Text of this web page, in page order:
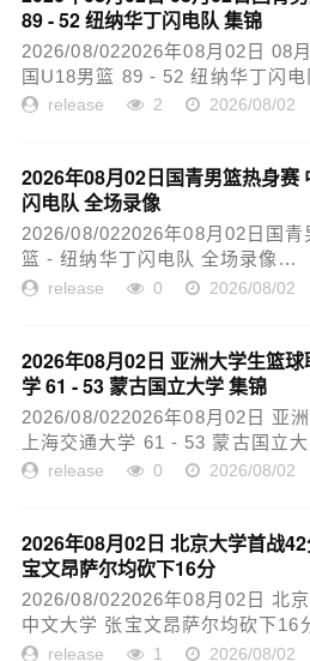
89 - 52 纽纳华丁闪电队 集锦
2026/08/022026年08月02日 08
国U18男篮 89 - 52 纽纳华丁闪
release 2 2026/08/02
2026年08月02日国青男篮热身赛
闪电队 全场录像
2026/08/022026年08月02日国青
篮 - 纽纳华丁闪电队 全场录像...
release 0 2026/08/02
2026年08月02日 亚洲大学生篮
学 61 - 53 蒙古国立大学 集锦
2026/08/022026年08月02日 亚
上海交通大学 61 - 53 蒙古国立
release 0 2026/08/02
2026年08月02日 北京大学首战
宝文昂萨尔均砍下16分
2026/08/022026年08月02日 北
中文大学 张宝文昂萨尔均砍下16
release 1 2026/08/02